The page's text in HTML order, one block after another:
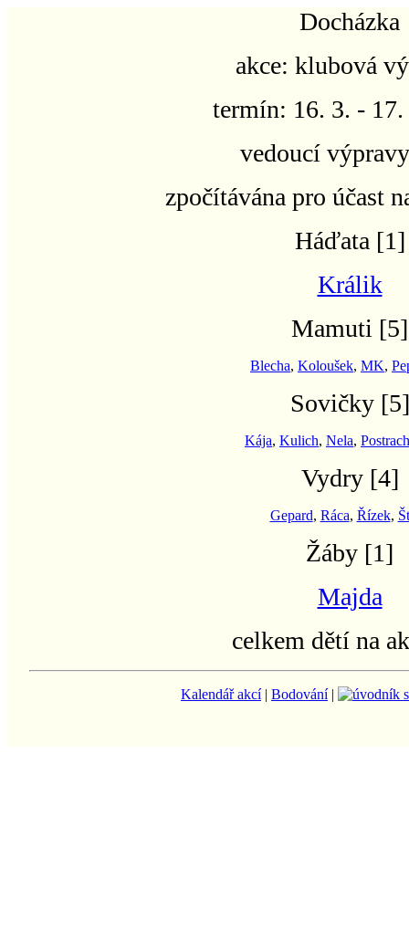
Docházka
akce: klubová
termín: 16. 3. -
vedoucí
zpočítávána pro účast
Háďata [1]
Králik
Mamuti [5]
Blecha, Koloušek, MK,
Sovičky [5]
Kája, Kulich, Nela, Postrach
Vydry [4]
Gepard, Ráca, Řízek,
Žáby [1]
Majda
celkem dětí na
Kalendář akcí| Bodování|